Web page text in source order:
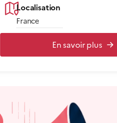
Localisation
France
En savoir plus